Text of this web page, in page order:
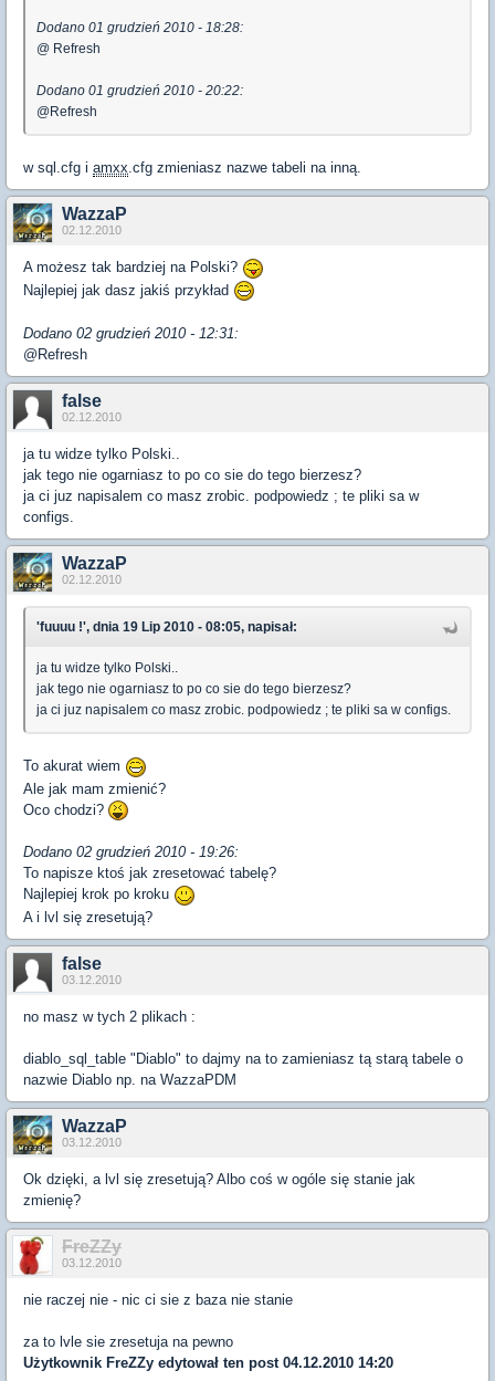
Dodano 01 grudzień 2010 - 18:28:
@ Refresh
Dodano 01 grudzień 2010 - 20:22:
@Refresh
w sql.cfg i amxx.cfg zmieniasz nazwe tabeli na inną.
WazzaP
02.12.2010
A możesz tak bardziej na Polski?
Najlepiej jak dasz jakiś przykład
Dodano 02 grudzień 2010 - 12:31:
@Refresh
false
02.12.2010
ja tu widze tylko Polski..
jak tego nie ogarniasz to po co sie do tego bierzesz?
ja ci juz napisalem co masz zrobic. podpowiedz ; te pliki sa w
configs.
WazzaP
02.12.2010
'fuuuu !', dnia 19 Lip 2010 - 08:05, napisał:
ja tu widze tylko Polski..
jak tego nie ogarniasz to po co sie do tego bierzesz?
ja ci juz napisalem co masz zrobic. podpowiedz ; te pliki sa w configs.
To akurat wiem
Ale jak mam zmienić?
Oco chodzi?
Dodano 02 grudzień 2010 - 19:26:
To napisze ktoś jak zresetować tabelę?
Najlepiej krok po kroku
A i lvl się zresetują?
false
03.12.2010
no masz w tych 2 plikach :
diablo_sql_table "Diablo" to dajmy na to zamieniasz tą starą tabele o
nazwie Diablo np. na WazzaPDM
WazzaP
03.12.2010
Ok dzięki, a lvl się zresetują? Albo coś w ogóle się stanie jak
zmienię?
FreZZy
03.12.2010
nie raczej nie - nic ci sie z baza nie stanie
za to lvle sie zresetuja na pewno
Użytkownik FreZZy edytował ten post 04.12.2010 14:20